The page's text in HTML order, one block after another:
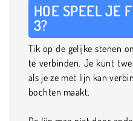
HOE SPEEL JE
3?
Tik op de gelijke stenen
te verbinden. Je kunt
als je ze met lijn kan
bochten maakt.